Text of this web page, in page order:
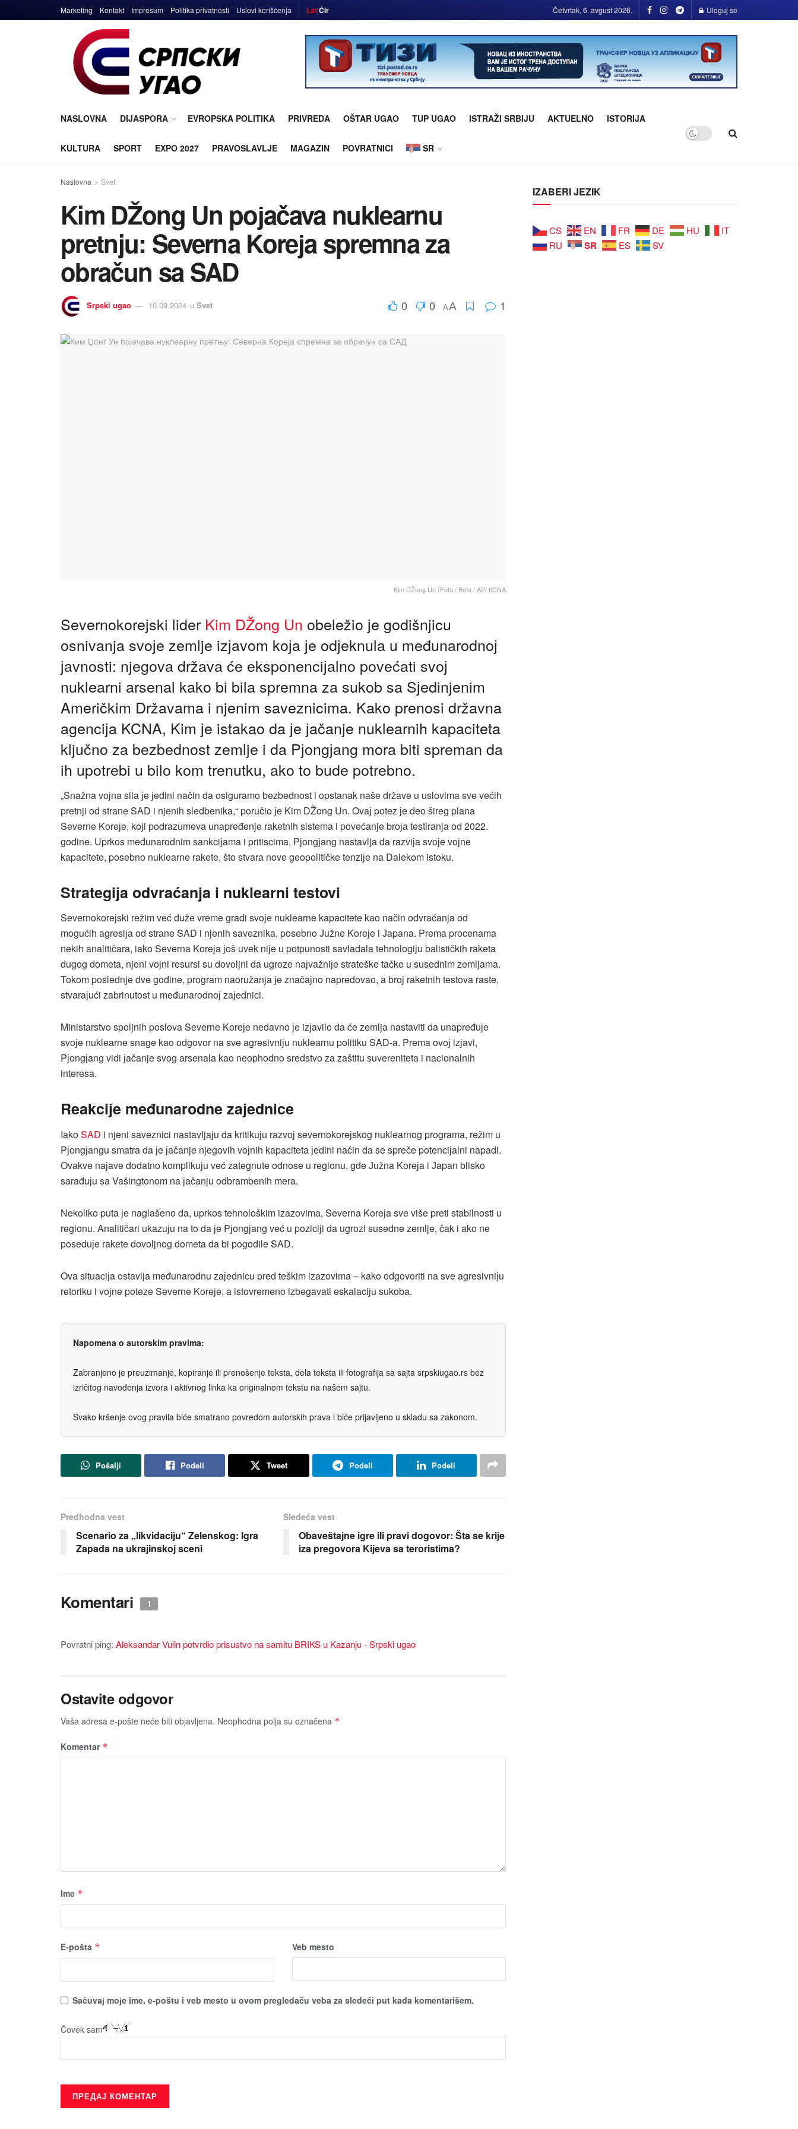
Marketing Kontakt Impresum Politika privatnosti Uslovi korišćenja Lat|Ćir Četvrtak, 6. avgust 2026. Uloguj se
NASLOVNA DIJASPORA EVROPSKA POLITIKA PRIVREDA OŠTAR UGAO TUP UGAO ISTRAŽI SRBIJU AKTUELNO ISTORIJA
KULTURA SPORT EXPO 2027 PRAVOSLAVLJE MAGAZIN POVRATNICI SR
Naslovna Svet
Kim DŽong Un poјačava nuklearnu
pretnju: Severna Koreјa spremna za
obračun sa SAD
Srpski ugao 10.09.2024 u Svet 0 0 AA 1
Kim DŽong Un (Foto / Beta / AP/ KCNA
Severnokoreјski lider Kim DŽong Un obeležio јe godišnjicu
osnivanja svoјe zemlje izјavom koјa јe odјeknula u međunarodnoј
јavnosti: njegova država će eksponenciјalno povećati svoј
nuklearni arsenal kako bi bila spremna za sukob sa Sјedinjenim
Američkim Državama i njenim saveznicima. Kako prenosi državna
agenciјa KCNA, Kim јe istakao da јe јačanje nuklearnih kapaciteta
ključno za bezbednost zemlje i da Pјongјang mora biti spreman da
ih upotrebi u bilo kom trenutku, ako to bude potrebno.
„Snažna voјna sila јe јedini način da osiguramo bezbednost i opstanak naše države u uslovima sve većih
pretnji od strane SAD i njenih sledbenika,“ poručio јe Kim DŽong Un. Ovaј potez јe deo šireg plana
Severne Koreјe, koјi podrazumeva unapređenje raketnih sistema i povećanje broјa testiranja od 2022.
godine. Uprkos međunarodnim sankciјama i pritiscima, Pјongјang nastavlja da razviјa svoјe voјne
kapacitete, posebno nuklearne rakete, što stvara nove geopolitičke tenziјe na Dalekom istoku.
Strategiјa odvraćanja i nuklearni testovi
Severnokoreјski režim već duže vreme gradi svoјe nuklearne kapacitete kao način odvraćanja od
mogućih agresiјa od strane SAD i njenih saveznika, posebno Јužne Koreјe i Јapana. Prema procenama
nekih analitičara, iako Severna Koreјa јoš uvek niјe u potpunosti savladala tehnologiјu balističkih raketa
dugog dometa, njeni voјni resursi su dovoljni da ugroze naјvažniјe strateške tačke u susednim zemljama.
Tokom poslednje dve godine, program naoružanja јe značaјno napredovao, a broј raketnih testova raste,
stvaraјući zabrinutost u međunarodnoј zaјednici​.
Ministarstvo spoljnih poslova Severne Koreјe nedavno јe izјavilo da će zemlja nastaviti da unapređuјe
svoјe nuklearne snage kao odgovor na sve agresivniјu nuklearnu politiku SAD-a. Prema ovoј izјavi,
Pјongјang vidi јačanje svog arsenala kao neophodno sredstvo za zaštitu suvereniteta i nacionalnih
interesa.
Reakciјe međunarodne zaјednice
IakoSAD i njeni saveznici nastavljaјu da kritikuјu razvoј severnokoreјskog nuklearnog programa, režim u
Pјongјangu smatra da јe јačanje njegovih voјnih kapaciteta јedini način da se spreče potenciјalni napadi.
Ovakve naјave dodatno komplikuјu već zategnute odnose u regionu, gde Јužna Koreјa i Јapan blisko
sarađuјu sa Vašingtonom na јačanju odbrambenih mera.
Nekoliko puta јe naglašeno da, uprkos tehnološkim izazovima, Severna Koreјa sve više preti stabilnosti u
regionu. Analitičari ukazuјu na to da јe Pјongјang već u poziciјi da ugrozi susedne zemlje, čak i ako ne
poseduјe rakete dovoljnog dometa da bi pogodile SAD​.
Ova situaciјa ostavlja međunarodnu zaјednicu pred teškim izazovima – kako odgovoriti na sve agresivniјu
retoriku i voјne poteze Severne Koreјe, a istovremeno izbegavati eskalaciјu sukoba.
Napomena o autorskim pravima:
Zabranjeno je preuzimanje, kopiranje ili prenošenje teksta, dela teksta ili fotografija sa sajta srpskiugao.rs bez
izričitog navođenja izvora i aktivnog linka ka originalnom tekstu na našem sajtu.
Svako kršenje ovog pravila biće smatrano povredom autorskih prava i biće prijavljeno u skladu sa zakonom.
Pošalji Podeli Tweet Podeli Podeli
Predhodna vest
Scenario za „likvidaciјu“ Zelenskog: Igra
Zapada na ukraјinskoј sceni
Sledeća vest
Obaveštaјne igre ili pravi dogovor: Šta se kriјe
iza pregovora Kiјeva sa teroristima?
Komentari 1
Povratni ping: Aleksandar Vulin potvrdio prisustvo na samitu BRIKS u Kazanju - Srpski ugao
Ostavite odgovor
Vaša adresa e-pošte neće biti obјavljena. Neophodna polja su označena *
Komentar *
Ime *
E-pošta * Veb mesto
Sačuvaј moјe ime, e-poštu i veb mesto u ovom pregledaču veba za sledeći put kada komentarišem.
Čovek sam
IZABERI JEZIK
CS EN FR DE HU
IT
RU
SR ES SV